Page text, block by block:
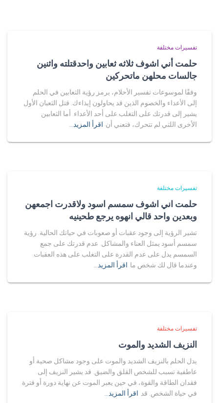
تفسيرات مختلفة
حلمت أني اشوف ثلاثه ثعابين واحدقتلته واثنين
جالسات محلهن ماتحركين
وفقًا لموسوعات تفسير الأحلام، يرمز رؤية الثعابين في الحلم
إلى الأعداء والخصوم الذين قد يحاولون إيذاءك. قتل الثعبان الأول
يشير إلى قدرتك على التغلب على أحد الأعداء. أما الثعابين
الأخرى اللتي لم تتحرك، فتعني أن اقرأ المزيد…
تفسيرات مختلفة
حلمت اني اشوف سمسم اسود ولاقدرت اجمعهن
وبعدين واحد قالي انهوه يرجع طحينيه
تشير الرؤية إلى وجود عقبات أو صعوبات في حياتك الحالية. رؤية
سمسم أسود يمثل العناء والمشاكل. عدم قدرتك على جمع
السمسم يدل على عدم القدرة على التغلب على هذه العقبات.
وعندما قال لك شخص ما اقرأ المزيد…
تفسيرات مختلفة
النزيف الشديد والموت
يدل الحلم بالنزيف الشديد والموت على وجود مشاكل صحية أو
عاطفية تسبب للشخص القلق والضيق. قد يشير النزيف إلى
فقدان الطاقة والقوة، في حين يعبر الموت عن نهاية دورة أو فترة
في حياة الشخص. قد اقرأ المزيد…